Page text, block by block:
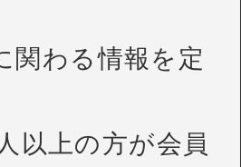
関わる情報を定
以上の方が会員